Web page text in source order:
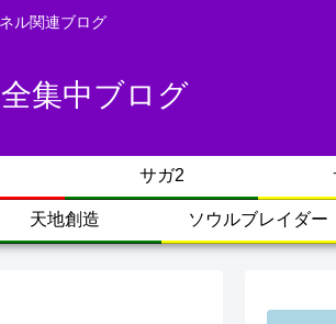
ル関連ブログ
集中ブログ
サガ2
天地創造 ソウルブレイダー